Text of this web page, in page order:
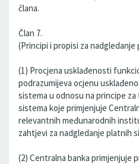
člana.
Član 7.
(Principi i propisi za
(1) Procjena usklađenosti
podrazumijeva ocjenu
sistema u odnosu na principe
sistema koje primjenjuje
relevantnih međunarodnih
zahtjevi za nadgledanje platnih
(2) Centralna banka primjenjuje